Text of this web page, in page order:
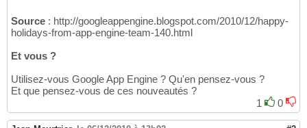
Source : http://googleappengine.blogspot.com/2010/12/happy-
holidays-from-app-engine-team-140.html
Et vous ?
Utilisez-vous Google App Engine ? Qu'en pensez-vous ?
Et que pensez-vous de ces nouveautés ?
1
0